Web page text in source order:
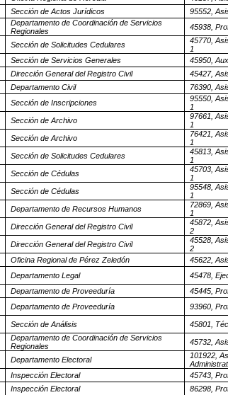
Sección de Actos Jurídicos 95552,
Departamento de Coordinación de Servicios
Regionales
45938,
Sección de Solicitudes Cedulares
45770,
1
Sección de Servicios Generales 45950,
Dirección General del Registro Civil 45427,
Departamento Civil 76390,
Sección de Inscripciones
95550,
1
Sección de Archivo
97661,
1
Sección de Archivo
76421,
1
Sección de Solicitudes Cedulares
45813,
1
Sección de Cédulas
45703,
1
Sección de Cédulas
95548,
1
Departamento de Recursos Humanos
72869,
1
Dirección General del Registro Civil
45872,
2
Dirección General del Registro Civil
45528,
2
Oficina Regional de Pérez Zeledón 45622,
Departamento Legal 45478,
Departamento de Proveeduría 45445,
Departamento de Proveeduría 93960,
Sección de Análisis 45801,
Departamento de Coordinación de Servicios
Regionales
45732,
Departamento Electoral
101922,
Inspección Electoral 45743,
Inspección Electoral 86298,